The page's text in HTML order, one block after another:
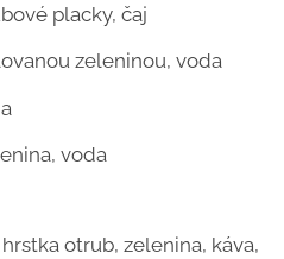
placky, čaj
zeleninou, voda
voda
otrub, zelenina, káva,